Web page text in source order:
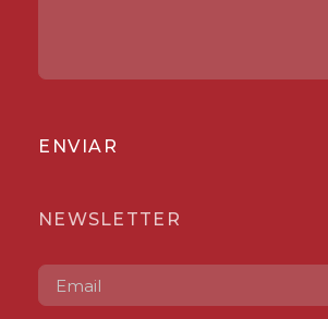
ENVIAR
NEWSLETTER